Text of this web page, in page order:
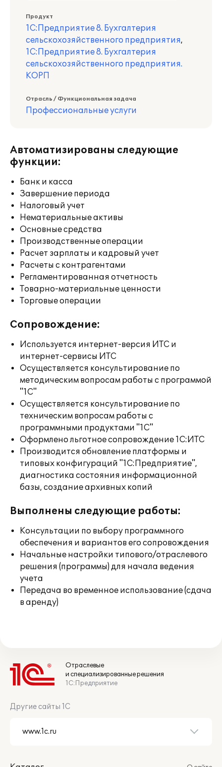
Продукт
1С:Предприятие 8. Бухгалтерия
сельскохозяйственного предприятия,
1С:Предприятие 8. Бухгалтерия
сельскохозяйственного предприятия.
КОРП
Отрасль / Функциональная задача
Профессиональные услуги
Автоматизированы следующие
функции:
Банк и касса
Завершение периода
Налоговый учет
Нематериальные активы
Основные средства
Производственные операции
Расчет зарплаты и кадровый учет
Расчеты с контрагентами
Регламентированная отчетность
Товарно-материальные ценности
Торговые операции
Сопровождение:
Используется интернет-версия ИТС и
интернет-сервисы ИТС
Осуществляется консультирование по
методическим вопросам работы с программой
"1С"
Осуществляется консультирование по
техническим вопросам работы с
программными продуктами "1С"
Оформлено льготное сопровождение 1С:ИТС
Производится обновление платформы и
типовых конфигураций "1С:Предприятие",
диагностика состояния информационной
базы, создание архивных копий
Выполнены следующие работы:
Консультации по выбору программного
обеспечения и вариантов его сопровождения
Начальные настройки типового/отраслевого
решения (программы) для начала ведения
учета
Передача во временное использование (сдача
в аренду)
Отраслевые
и специализированные решения
1С:Предприятие
Другие сайты 1С